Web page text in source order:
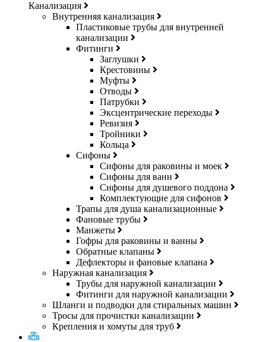
Канализация
Внутренняя канализация
Пластиковые трубы для внутренней
канализации
Фитинги
Заглушки
Крестовины
Муфты
Отводы
Патрубки
Эксцентрические переходы
Ревизия
Тройники
Кольца
Сифоны
Сифоны для раковины и моек
Сифоны для ванн
Сифоны для душевого поддона
Комплектующие для сифонов
Трапы для душа канализационные
Фановые трубы
Манжеты
Гофры для раковины и ванны
Обратные клапаны
Дефлекторы и фановые клапана
Наружная канализация
Трубы для наружной канализации
Фитинги для наружной канализации
Шланги и подводки для стиральных машин
Тросы для прочистки канализации
Крепления и хомуты для труб